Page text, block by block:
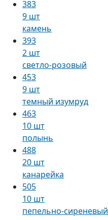
383
9 шт
камень
393
2 шт
светло-розовый
453
9 шт
темный изумруд
463
10 шт
полынь
488
20 шт
канарейка
505
10 шт
пепельно-сиреневый